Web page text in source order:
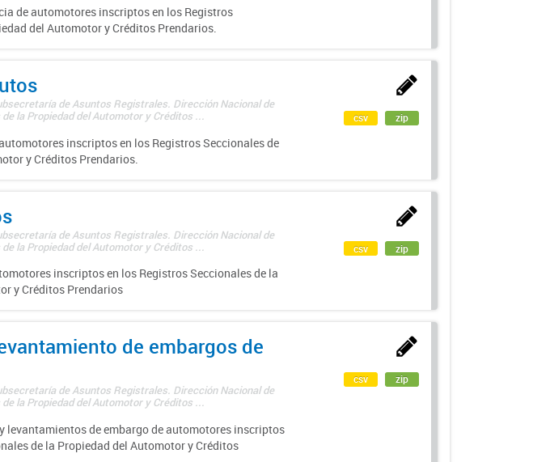
de automotores inscriptos en los Registros
del Automotor y Créditos Prendarios.
de Asuntos Registrales. Dirección Nacional de
la Propiedad del Automotor y Créditos ...
inscriptos en los Registros Seccionales de
y Créditos Prendarios.
csv zip
de Asuntos Registrales. Dirección Nacional de
la Propiedad del Automotor y Créditos ...
inscriptos en los Registros Seccionales de la
y Créditos Prendarios
csv zip
de embargos de
de Asuntos Registrales. Dirección Nacional de
la Propiedad del Automotor y Créditos ...
levantamientos de embargo de automotores inscriptos
de la Propiedad del Automotor y Créditos
csv zip